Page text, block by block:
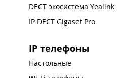
DECT экосистема Yealink
IP DECT Gigaset Pro
IP телефоны
Настольные